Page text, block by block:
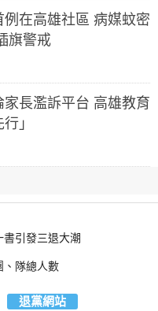
例在高雄社區 病媒蚊密
旗警戒
家長濫訴平台 高雄教育
」
書引發三退大潮
、隊總人數
退黨網站